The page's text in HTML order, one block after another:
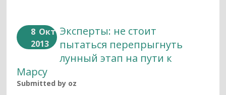
8 Окт
2013
Эксперты: не стоит
пытаться перепрыгнуть
лунный этап на пути к
Марсу
Submitted by oz